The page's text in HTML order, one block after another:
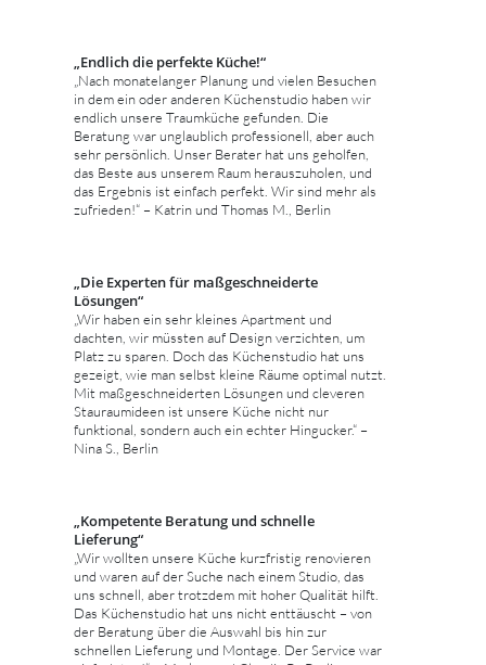
„Endlich die perfekte Küche!“
„Nach monatelanger Planung und vielen Besuchen
in dem ein oder anderen Küchenstudio haben wir
endlich unsere Traumküche gefunden. Die
Beratung war unglaublich professionell, aber auch
sehr persönlich. Unser Berater hat uns geholfen,
das Beste aus unserem Raum herauszuholen, und
das Ergebnis ist einfach perfekt. Wir sind mehr als
zufrieden!“ – Katrin und Thomas M., Berlin
„Die Experten für maßgeschneiderte
Lösungen“
„Wir haben ein sehr kleines Apartment und
dachten, wir müssten auf Design verzichten, um
Platz zu sparen. Doch das Küchenstudio hat uns
gezeigt, wie man selbst kleine Räume optimal nutzt.
Mit maßgeschneiderten Lösungen und cleveren
Stauraumideen ist unsere Küche nicht nur
funktional, sondern auch ein echter Hingucker.“ –
Nina S., Berlin
„Kompetente Beratung und schnelle
Lieferung“
„Wir wollten unsere Küche kurzfristig renovieren
und waren auf der Suche nach einem Studio, das
uns schnell, aber trotzdem mit hoher Qualität hilft.
Das Küchenstudio hat uns nicht enttäuscht – von
der Beratung über die Auswahl bis hin zur
schnellen Lieferung und Montage. Der Service war